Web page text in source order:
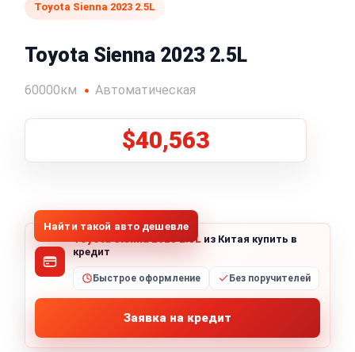
Toyota Sienna 2023 2.5L
Toyota Sienna 2023 2.5L
60000км Автоматическая
$40,563
Найти такой авто дешевле
Toyota Sienna 2023 2.5L из Китая купить в
кредит
Быстрое оформление Без поручителей
Заявка на кредит